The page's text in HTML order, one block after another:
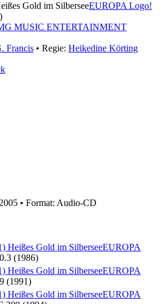
Gold im SilberseeEUROPA Logo!
)
MUSIC ENTERTAINMENT
Francis • Regie: Heikedine Körting
• Format: Audio-CD
Heißes Gold im SilberseeEUROPA
(1986)
Heißes Gold im SilberseeEUROPA
(1991)
Heißes Gold im SilberseeEUROPA